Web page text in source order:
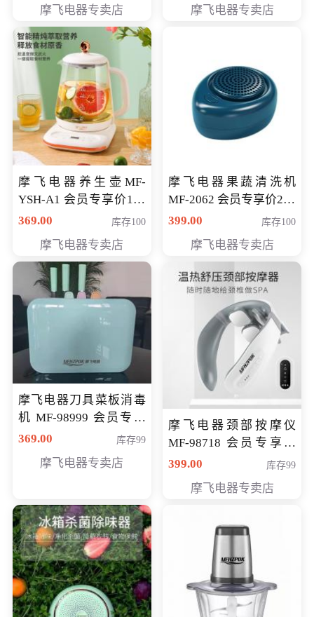
摩飞电器专卖店 摩飞电器专卖店
摩飞电器养生壶MF-
YSH-A1 会员专享价198
元
369.00 库存100
摩飞电器专卖店
摩飞电器果蔬清洗机
MF-2062 会员专享价268
元
399.00 库存100
摩飞电器专卖店
摩飞电器刀具菜板消毒
机 MF-98999 会员专享
价286元
369.00 库存99
摩飞电器专卖店
摩飞电器颈部按摩仪
MF-98718 会员专享价
299元
399.00 库存99
摩飞电器专卖店